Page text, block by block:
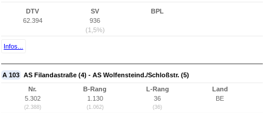
DTV
62.394
SV
936
(1,5%)
BPL
Infos...
A 103 AS Filandastraße (4) - AS Wolfensteind./Schloßstr. (5)
Nr.
5.302
(2.388)
B-Rang
1.130
(1.062)
L-Rang
36
(36)
Land
BE